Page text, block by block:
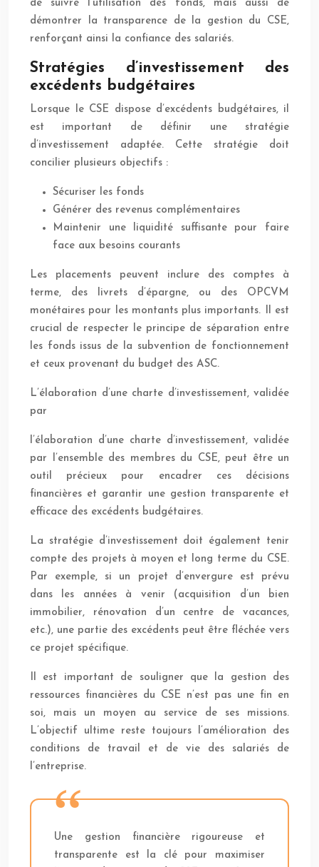
de suivre l’utilisation des fonds, mais aussi de
démontrer la transparence de la gestion du CSE,
renforçant ainsi la confiance des salariés.
Stratégies d’investissement des
excédents budgétaires
Lorsque le CSE dispose d’excédents budgétaires, il
est important de définir une stratégie
d’investissement adaptée. Cette stratégie doit
concilier plusieurs objectifs :
Sécuriser les fonds
Générer des revenus complémentaires
Maintenir une liquidité suffisante pour faire
face aux besoins courants
Les placements peuvent inclure des comptes à
terme, des livrets d’épargne, ou des OPCVM
monétaires pour les montants plus importants. Il est
crucial de respecter le principe de séparation entre
les fonds issus de la subvention de fonctionnement
et ceux provenant du budget des ASC.
L’élaboration d’une charte d’investissement, validée
par
l’élaboration d’une charte d’investissement, validée
par l’ensemble des membres du CSE, peut être un
outil précieux pour encadrer ces décisions
financières et garantir une gestion transparente et
efficace des excédents budgétaires.
La stratégie d’investissement doit également tenir
compte des projets à moyen et long terme du CSE.
Par exemple, si un projet d’envergure est prévu
dans les années à venir (acquisition d’un bien
immobilier, rénovation d’un centre de vacances,
etc.), une partie des excédents peut être fléchée vers
ce projet spécifique.
Il est important de souligner que la gestion des
ressources financières du CSE n’est pas une fin en
soi, mais un moyen au service de ses missions.
L’objectif ultime reste toujours l’amélioration des
conditions de travail et de vie des salariés de
l’entreprise.
Une gestion financière rigoureuse et
transparente est la clé pour maximiser